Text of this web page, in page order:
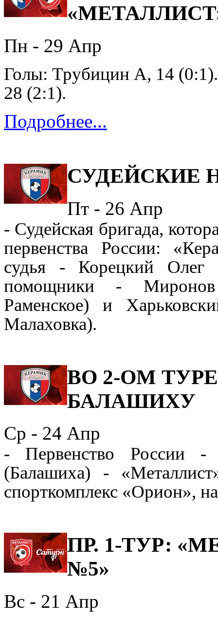
Пн - 29 Апр
Голы: Трубицин А, 14
28 (2:1).
Подробнее...
СУДЕЙСКИЕ
Пт - 26 Апр
- Судейская бригада,
первенства России:
судья - Корецкий Олег
помощники -
Раменское) и
Малаховка).
ВО 2-ОМ
БАЛАШИХУ
Ср - 24 Апр
- Первенство России
(Балашиха) - «Металлист
спорткомплекс «Орион»,
ПР. 1-ТУР:
№5»
Вс - 21 Апр